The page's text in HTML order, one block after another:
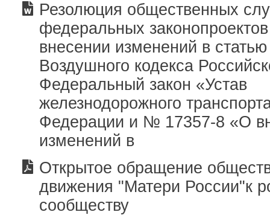
Резолюция общественных
федеральных
внесении изменений в
Воздушного кодекса
Федеральный закон «Устав
железнодорожного
Федерации и № 17357-8 «О
изменений в
Открытое обращение
движения "Матери России"к
сообществу